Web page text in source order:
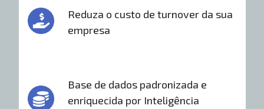
Reduza o custo de turnover da sua
empresa
Base de dados padronizada e
enriquecida por Inteligência